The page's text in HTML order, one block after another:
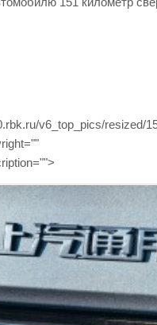
v6_top_pics/resized/